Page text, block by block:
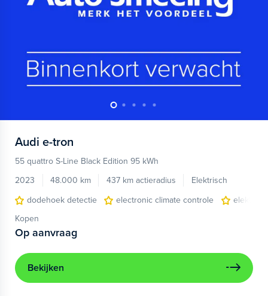
Audi e-tron
55 quattro S-Line Black Edition 95 kWh
2023
48.000 km 437 km actieradius
Elektrisch
dodehoek detectie
electronic climate controle
Kopen
Op aanvraag
Bekijken